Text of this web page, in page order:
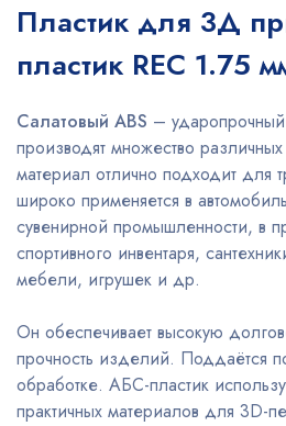
Пластик для 3Д
пластик REC 1.75
Салатовый ABS – ударопрочный
производят множество
материал отлично подходит для
широко применяется в
сувенирной промышленности, в
спортивного инвентаря,
мебели, игрушек и др.
Он обеспечивает высокую
прочность изделий. Поддаётся
обработке. АБС-пластик
практичных материалов для 3D-